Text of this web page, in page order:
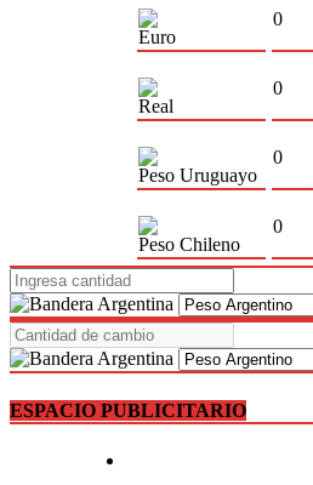
Euro
0
Real
0
Peso Uruguayo
0
Peso Chileno
0
ESPACIO PUBLICITARIO